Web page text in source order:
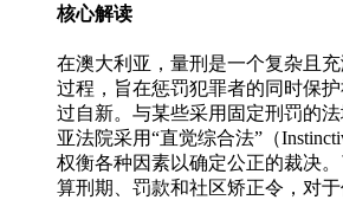
核心解读
在澳大利亚，量刑是一个复杂且
过程，旨在惩罚犯罪者的同时保
过自新。与某些采用固定刑罚的
亚法院采用“直觉综合法”（
权衡各种因素以确定公正的裁决
算刑期、罚款和社区矫正令，对